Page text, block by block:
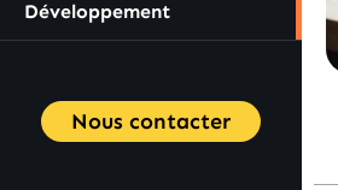
Développement
Nous contacter